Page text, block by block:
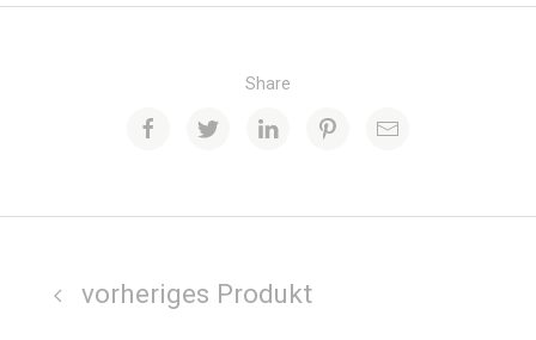
Share
vorheriges Produkt